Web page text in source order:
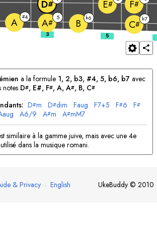
A #4 A# 5 B b6
C#
b7
D# E# F#
a la formule 1, 2, b3, #4, 5, b6, b7 avec
notes D#, E#, F#, A, A#, B, C#
D#m D#dim Faug F7+5 F#6 F#
aug A6/9 A#m A#mM7
similaire à la gamme juive, mais avec une 4e
dans la musique romani.
& Privacy · English UkeBuddy © 2010